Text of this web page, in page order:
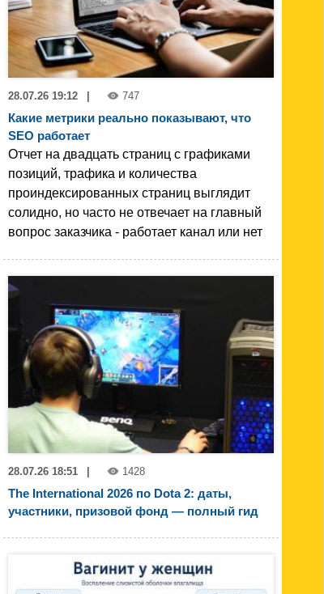
28.07.26 19:12 747
Какие метрики реально показывают, что
SEO работает
Отчет на двадцать страниц с графиками
позиций, трафика и количества
проиндексированных страниц выглядит
солидно, но часто не отвечает на главный
вопрос заказчика - работает канал или нет
28.07.26 18:51 1428
The International 2026 по Dota 2: даты,
участники, призовой фонд — полный гид